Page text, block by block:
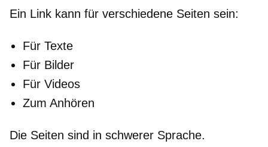
Ein Link kann für verschiedene Seiten sein:
Für Texte
Für Bilder
Für Videos
Zum Anhören
Die Seiten sind in schwerer Sprache.